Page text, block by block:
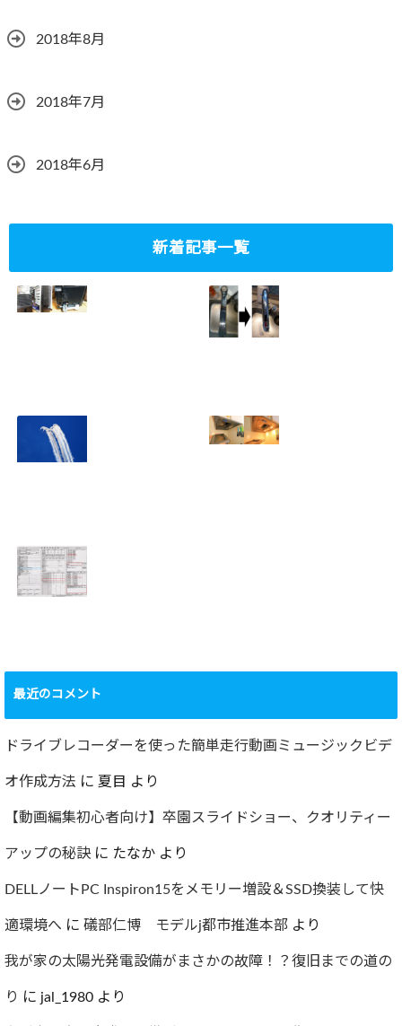
2018年8月
2018年7月
2018年6月
新着記事一覧
ド対応
2023.10.14
チレス水栓にDIY
で交換
撮影方法のレクチ
ャー
2022.12.24
要再検査となって
しまった…
2022.07.30
最近のコメント
ドライブレコーダーを使った簡単走行動画ミュージックビデ
オ作成方法 に 夏目 より
【動画編集初心者向け】卒園スライドショー、クオリティー
アップの秘訣に たなか より
DELLノートPC Inspiron15をメモリー増設＆SSD換装して快
適環境へ に 礒部仁博 モデルj都市推進本部 より
我が家の太陽光発電設備がまさかの故障！？復旧までの道の
り に jal_1980 より